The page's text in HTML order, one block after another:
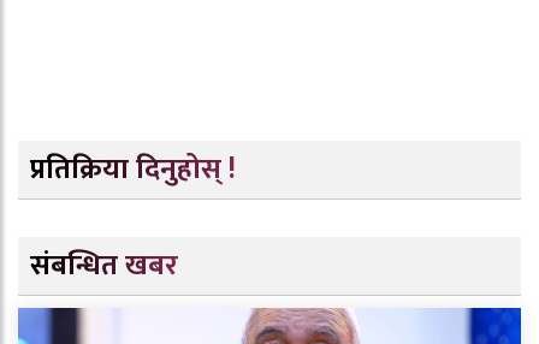
प्रतिक्रिया दिनुहोस् !
संबन्धित खबर